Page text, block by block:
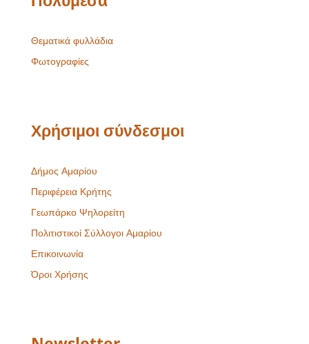
Θεματικά φυλλάδια
Φωτογραφίες
Χρήσιμοι σύνδεσμοι
Δήμος Αμαρίου
Περιφέρεια Κρήτης
Γεωπάρκο Ψηλορείτη
Πολιτιστικοί Σύλλογοι Αμαρίου
Επικοινωνία
Όροι Χρήσης